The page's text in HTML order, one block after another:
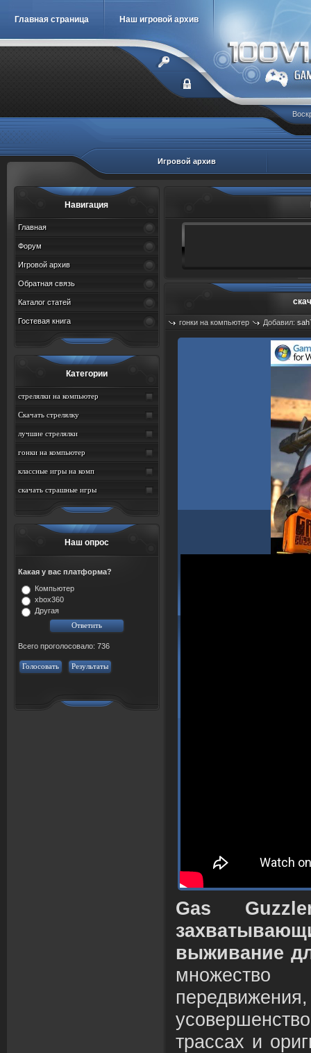
Главная страница Наш игровой архив
Игровой архив
Навигация
Главная
Форум
Игровой архив
Обратная связь
Каталог статей
Гостевая книга
Категории
стрелялки на компьютер
Скачать стрелялку
лучшие стрелялки
гонки на компьютер
классные игры на комп
скачать страшные игры
Наш опрос
Какая у вас платформа?
Компьютер
xbox360
Другая
Всего проголосовало: 736
Голосовать Результаты
гонки на компьютер Добавил:
Просмотров: 713
Gas
выживание
множество
трассах и